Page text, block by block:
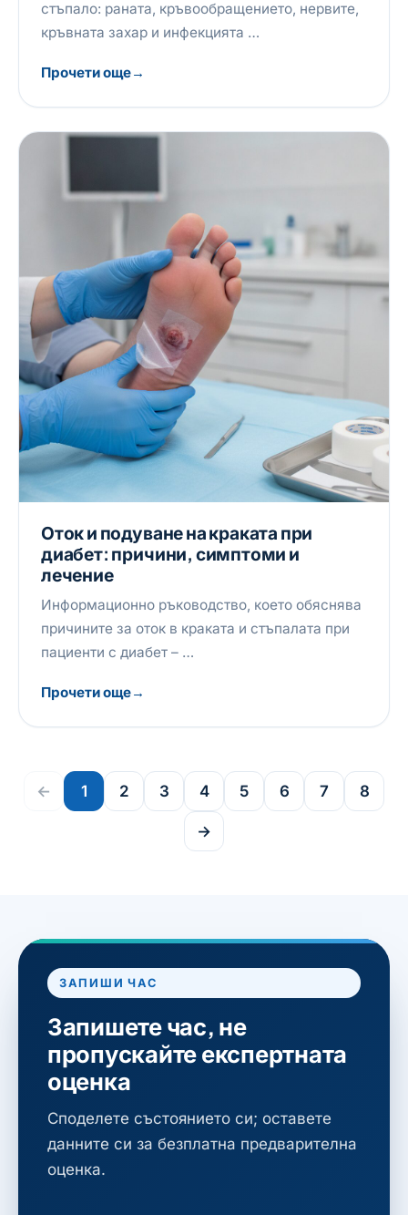
стъпало: раната, кръвообращението, нервите,
кръвната захар и инфекцията …
Прочети още
Оток и подуване на краката при
диабет: причини, симптоми и
лечение
Информационно ръководство, което обяснява
причините за оток в краката и стъпалата при
пациенти с диабет – …
Прочети още
← 1 2 3 4 5 6 7 8
→
ЗАПИШИ ЧАС
Запишете час, не
пропускайте експертната
оценка
Споделете състоянието си; оставете
данните си за безплатна предварителна
оценка.